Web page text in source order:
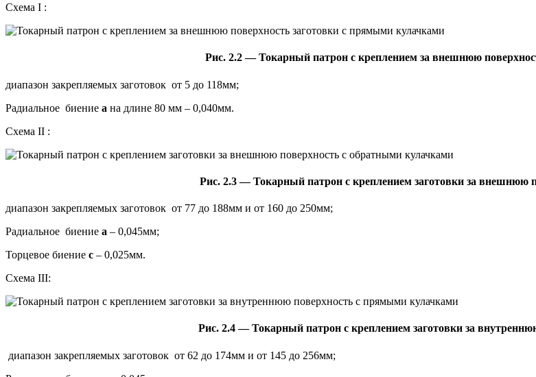
Схема I :
Рис. 2.2 — Токарный патрон с креплением за внешнюю
диапазон закрепляемых заготовок от 5 до 118мм;
Радиальное биение a на длине 80 мм – 0,040мм.
Схема II :
Рис. 2.3 — Токарный патрон с креплением заготовки за внешнюю
диапазон закрепляемых заготовок от 77 до 188мм и от 160 до 250мм;
Радиальное биение a – 0,045мм;
Торцевое биение c – 0,025мм.
Схема III:
Рис. 2.4 — Токарный патрон с креплением заготовки за
диапазон закрепляемых заготовок от 62 до 174мм и от 145 до 256мм;